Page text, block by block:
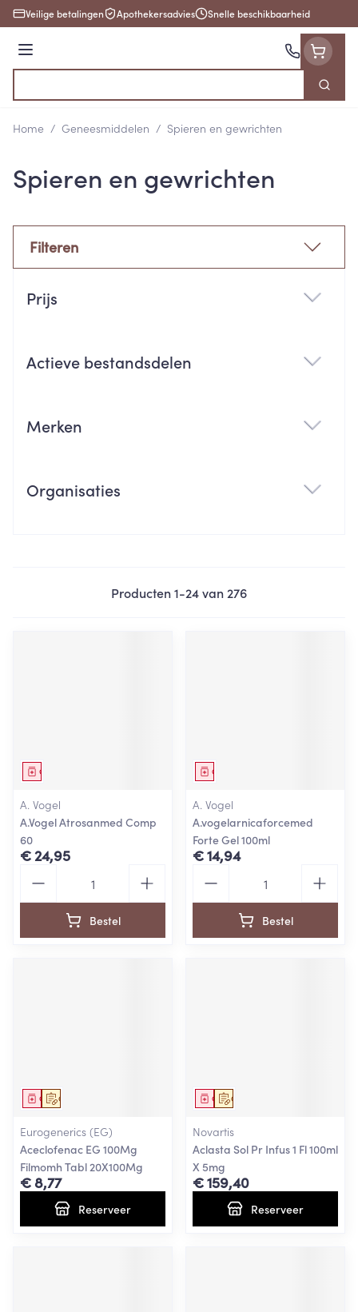
Ga naar de inhoud
Veilige betalingen Apothekersadvies Snelle beschikbaarheid
Menu
Zoek
Home / Geneesmiddelen / Spieren en gewrichten
Spieren en gewrichten
Filteren
Prijs
Actieve bestandsdelen
Merken
Organisaties
Producten1-24van 276
Geneesmiddel
A. Vogel
A.Vogel Atrosanmed Comp
60
€ 24,95
Bestel
Geneesmiddel
A. Vogel
A.vogelarnicaforcemed
Forte Gel 100ml
€ 14,94
Bestel
Op voorschrift
Geneesmiddel
Eurogenerics (EG)
Aceclofenac EG 100Mg
Filmomh Tabl 20X100Mg
€ 8,77
Reserveer
Op voorschrift
Geneesmiddel
Novartis
Aclasta Sol Pr Infus 1 Fl 100ml
X 5mg
€ 159,40
Reserveer